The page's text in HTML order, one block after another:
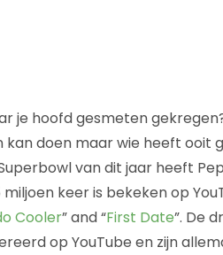
je hoofd gesmeten
doen maar wie heeft ooit
van dit jaar heeft
keer is bekeken op
Cooler” and “First Date”. De
op YouTube en zijn